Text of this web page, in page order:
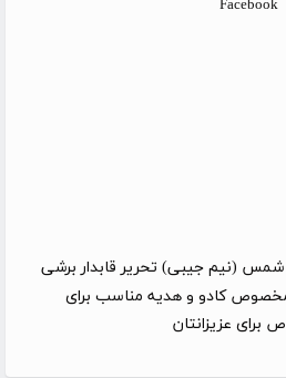
Facebook
شمس (نیم جیبی) تحریر قابدار برشی
مخصوص کادو و هدیه مناسب برای
عزیزانتان